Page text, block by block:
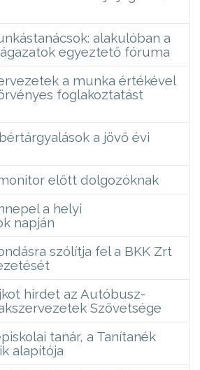
alakulóban a
egyeztető fóruma
a munka értékével
foglakoztatást
a jövő évi
előtt dolgozóknak
a helyi
napján
szólítja fel a BKK Zrt
hirdet az Autóbusz-
Szövetsége
tanár, a Tanítanék
alapítója